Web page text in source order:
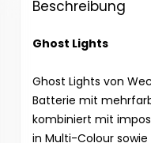
Beschreibung
Ghost Lights
Ghost Lights von
Batterie mit
kombiniert mit
in Multi-Colour